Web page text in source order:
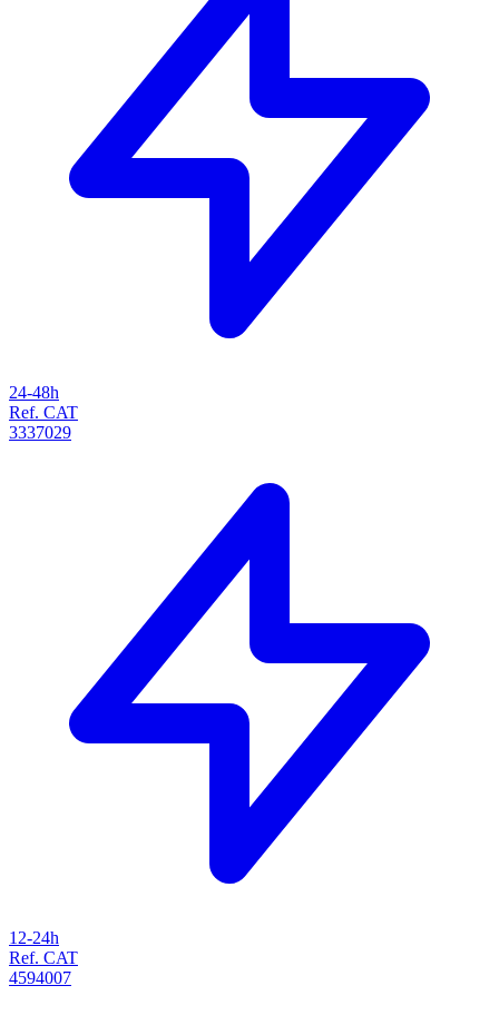
24-48h
Ref. CAT
3337029
12-24h
Ref. CAT
4594007